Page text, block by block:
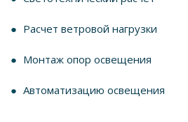
Расчет ветровой нагрузки
Монтаж опор освещения
Автоматизацию освещения